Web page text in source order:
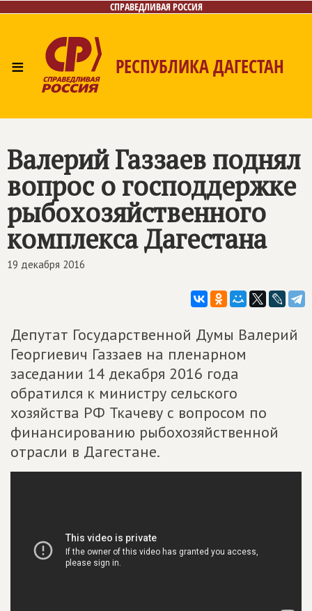
СПРАВЕДЛИВАЯ РОССИЯ
≡ РЕСПУБЛИКА ДАГЕСТАН
Контакты
Валерий Газзаев поднял
вопрос о господдержке
рыбохозяйственного
комплекса Дагестана
19 декабря 2016
Депутат Государственной Думы Валерий
Георгиевич Газзаев на пленарном
заседании 14 декабря 2016 года
обратился к министру сельского
хозяйства РФ Ткачеву с вопросом по
финансированию рыбохозяйственной
отрасли в Дагестане.